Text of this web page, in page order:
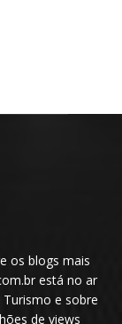
os blogs mais
está no ar
e sobre
de views